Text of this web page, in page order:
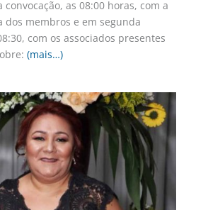
convocação, as 08:00 horas, com a
dos membros e em segunda
com os associados presentes
(mais…)